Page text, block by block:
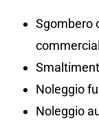
Sgombero
Noleggio
Noleggio